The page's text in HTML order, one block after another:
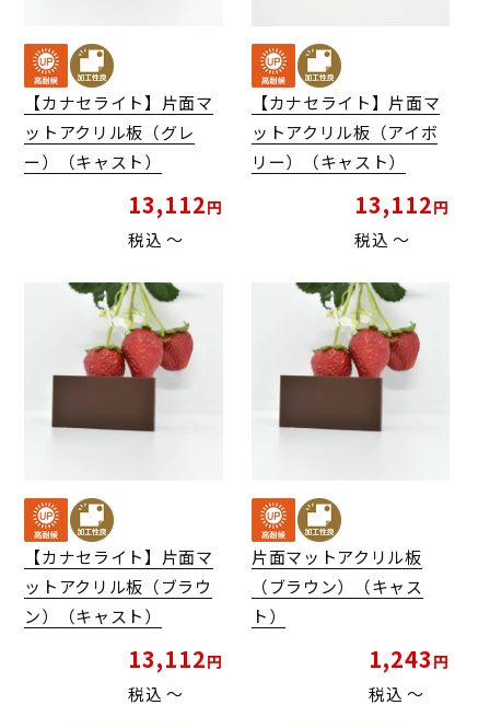
【カナセライト】片面マ
ットアクリル板（グレ
ー）（キャスト）
13,112
税込 〜
【カナセライト】片面マ
ットアクリル板（アイボ
リー）（キャスト）
13,112
税込 〜
【カナセライト】片面マ
ットアクリル板（ブラウ
ン）（キャスト）
13,112
税込 〜
片面マットアクリル板
（ブラウン）（キャス
ト）
1,243
税込 〜